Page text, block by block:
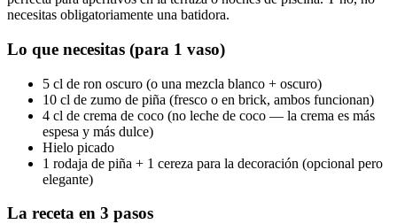
necesitas obligatoriamente una batidora.
Lo que necesitas (para 1 vaso)
5 cl de ron oscuro (o una mezcla blanco + oscuro)
10 cl de zumo de piña (fresco o en brick, ambos funcionan)
4 cl de crema de coco (no leche de coco — la crema es más
espesa y más dulce)
Hielo picado
1 rodaja de piña + 1 cereza para la decoración (opcional pero
elegante)
La receta en 3 pasos